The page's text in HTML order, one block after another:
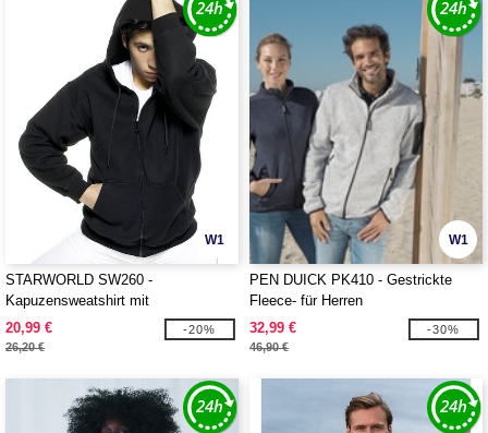
W1
STARWORLD SW260 -
Kapuzensweatshirt mit
durchgehendem Reißverschluss 300
20,99 €
26,20 €
-20%
W1
PEN DUICK PK410 - Gestrickte
Fleece- für Herren
32,99 €
46,90 €
-30%